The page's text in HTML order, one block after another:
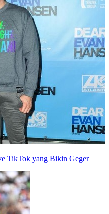
TikTok yang Bikin Geger